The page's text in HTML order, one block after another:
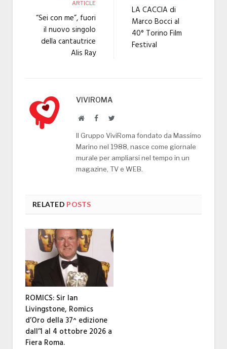
ARTICLE
“Sei con me”, fuori
il nuovo singolo
della cantautrice
Alis Ray
LA CACCIA di
Marco Bocci al
40° Torino Film
Festival
VIVIROMA
WebsiteFacebookTwitter
Il Gruppo ViviRoma fondato da Massimo
Marino nel 1988, nasce come giornale
murale per ampliarsi nel tempo in un
magazine, TV e WEB.
RELATED POSTS
ROMICS: Sir Ian
Livingstone, Romics
d’Oro della 37^ edizione
dall’1 al 4 ottobre 2026 a
Fiera Roma.